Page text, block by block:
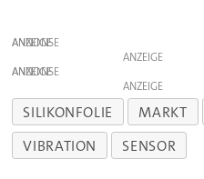
ANZEIGE
ANZEIGE
ANZEIGE
ANZEIGE
SILIKONFOLIE MARKT
VIBRATION
SENSOR